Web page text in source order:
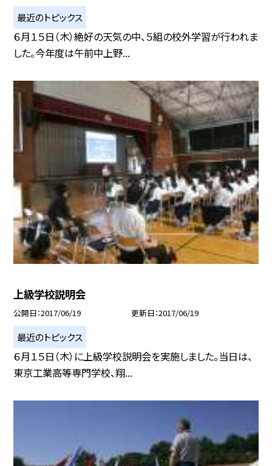
最近のトピックス
６月１５日（木）絶好の天気の中、５組の校外学習が行われま
した。今年度は午前中上野...
上級学校説明会
公開日 2017/06/19 更新日 2017/06/19
最近のトピックス
６月１５日（木）に上級学校説明会を実施しました。当日は、
東京工業高等専門学校、翔...